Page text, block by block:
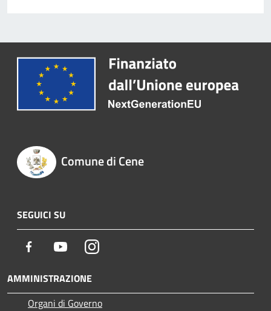
Comune di Cene
SEGUICI SU
Facebook YoutubeInstagram
AMMINISTRAZIONE
Organi di Governo